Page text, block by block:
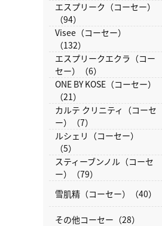
エスプリーク（コーセー）
（94）
Visee（コーセー）
（132）
エスプリークエクラ（コー
セー）（6）
ONE BY KOSE（コーセー）
（21）
カルテ クリニティ（コーセ
ー）（7）
ルシェリ（コーセー）
（5）
スティーブンノル（コーセ
ー）（79）
雪肌精（コーセー）（40）
その他コーセー（28）